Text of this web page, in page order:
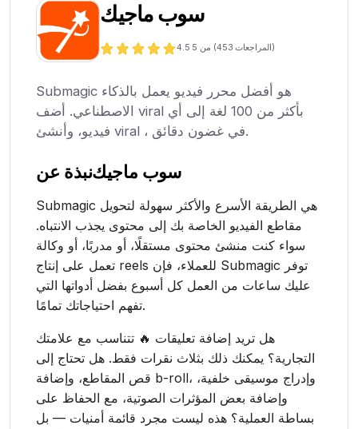
سوب ماجيك
4.5 من 5 (453 المراجعات)
Submagic هو أفضل محرر فيديو يعمل بالذكاء
الاصطناعي. أضف viral بأكثر من 100 لغة إلى أي
فيديو، وأنشئ viral ، في غضون دقائق.
نبذة عنسوب ماجيك
Submagic هي الطريقة الأسرع والأكثر سهولة لتحويل
مقاطع الفيديو الخاصة بك إلى محتوى يجذب الانتباه.
سواء كنت منشئ محتوى مستقلًا، أو مدربًا، أو وكالة
تعمل على إنتاج reels للعملاء، فإن Submagic توفر
عليك ساعات من العمل كل أسبوع بفضل أدواتها التي
تفهم احتياجاتك تمامًا.
هل تريد إضافة تعليقات 🔥 تتناسب مع علامتك
التجارية؟ يمكنك ذلك بثلاث نقرات فقط. هل تحتاج إلى
قص المقاطع، وإضافة b-roll، وإدراج موسيقى خلفية،
وإضافة بعض المؤثرات الصوتية، مع الحفاظ على
بساطة العملية؟ هذه ليست مجرد قائمة أمنيات — بل